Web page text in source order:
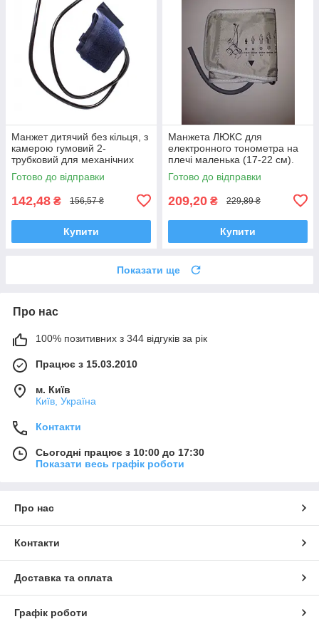
Манжет дитячий без кільця, з
камерою гумовий 2-
трубковий для механічних
тонометрів, обхват 20-29 см
Готово до відправки
142,48 ₴ 156,57 ₴
Купити
Манжета ЛЮКС для
електронного тонометра на
плечі маленька (17-22 см).
Готово до відправки
209,20 ₴ 229,89 ₴
Купити
Показати ще
Про нас
100% позитивних з 344 відгуків за рік
Працює з 15.03.2010
м. Київ
Київ, Україна
Контакти
Сьогодні працює з 10:00 до 17:30
Показати весь графік роботи
Про нас
Контакти
Доставка та оплата
Графік роботи